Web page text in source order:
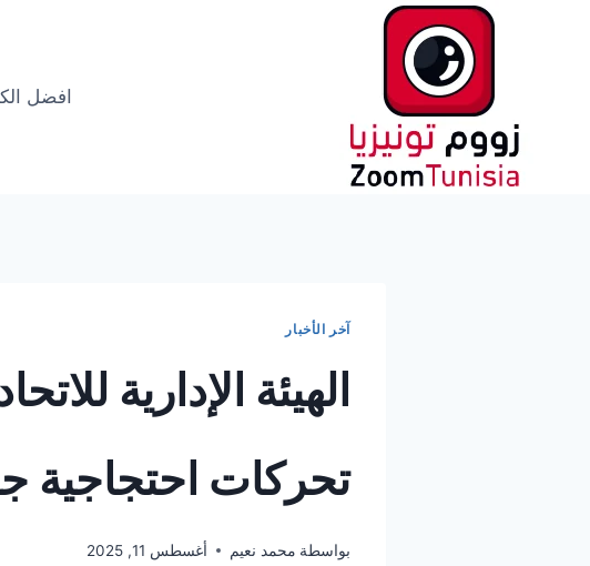
افضل
آخر الأخبار
الهيئة الإدارية
تحركات احتجاجية
بواسطة محمد نعيم أغسطس 11, 2025